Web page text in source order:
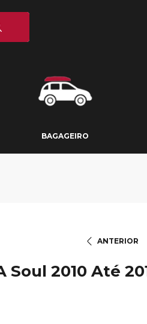
BAGAGEIRO
ANTERIOR
Soul 2010 Até